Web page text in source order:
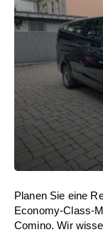
Planen Sie eine
Economy-Class-
Comino. Wir